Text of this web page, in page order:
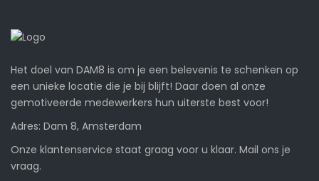
Het doel van DAM8 is om je een belevenis te schenken op
een unieke locatie die je bij blijft! Daar doen al onze
gemotiveerde medewerkers hun uiterste best voor!
Adres: Dam 8, Amsterdam
Onze klantenservice staat graag voor u klaar. Mail ons je
vraag.